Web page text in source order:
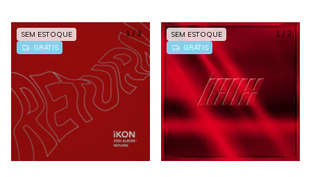
1 /3
SEM ESTOQUE
GRÁTIS
1/2
SEM ESTOQUE
GRÁTIS